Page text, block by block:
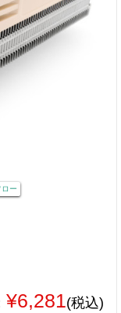
ロー
¥6,281(税込)